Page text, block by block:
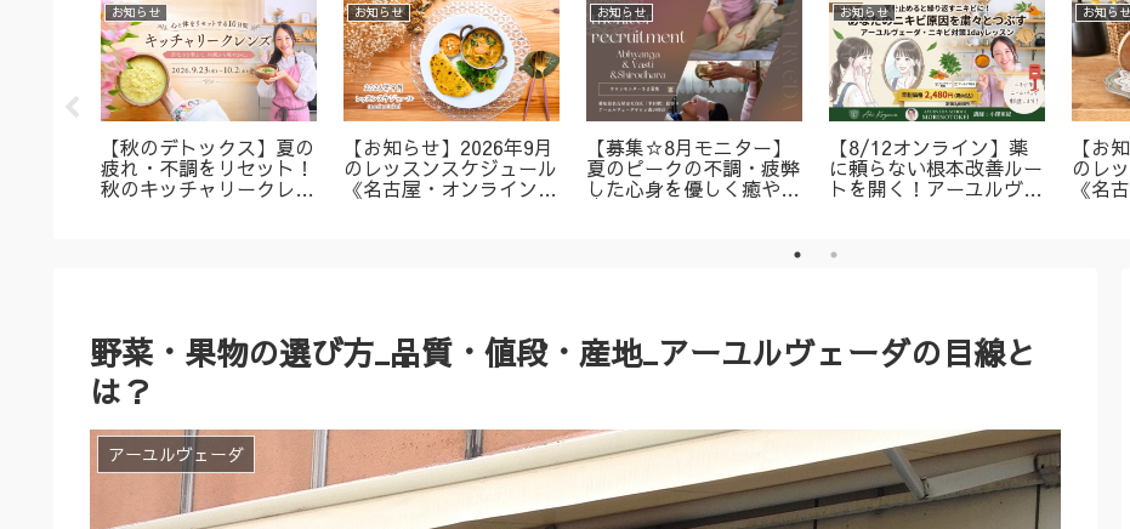
お知らせ
【秋のデトックス】夏の
疲れ・不調をリセット！
秋のキッチャリークレン
お知らせ
【お知らせ】2026年9月
のレッスンスケジュール
《名古屋・オンラインア
お知らせ
【募集☆8月モニター】
夏のピークの不調・疲弊
した心身を優しく癒やす
お知らせ
【8/12オンライン】薬
に頼らない根本改善ルー
トを開く！アーユルヴェ
付き）
お知らせ
【お
のレ
《名
野菜・果物の選び方_品質・値段・産地_アーユルヴェーダの目線と
は？
アーユルヴェーダ